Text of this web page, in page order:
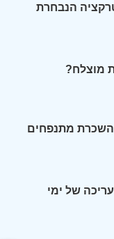
הנבחרת
מוצלח?
מתנפחים
של ימי